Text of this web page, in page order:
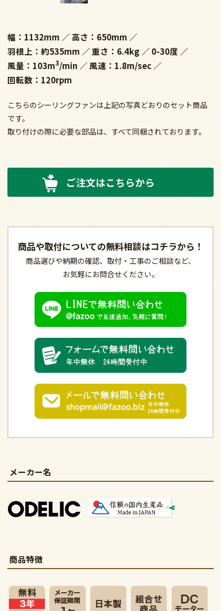
幅：1132mm
高さ：650mm
羽根上：約535mm
重さ：6.4kg
0-30度
風量：103m3/min
風速：1.8m/sec
回転数：120rpm
こちらのシーリングファンは上記の写真どおりのセット商品
です。
取り付けの際に必要な部品は、すべて同梱されております。
ご注文はこちらから
商品や取付についての無料相談はコチラから！
商品選びや納期の確認、 取付・工事のご相談など、
お気軽にお問合せください。
メーカー名
商品特徴